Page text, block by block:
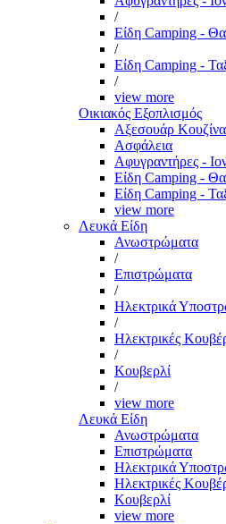
/
Είδη Camping -
/
Είδη Camping -
/
view more
Οικιακός Εξοπλισμός
Αξεσουάρ
Ασφάλεια
Αφυγραντήρες -
Είδη Camping -
Είδη Camping -
view more
Λευκά Είδη
Ανωστρώματα
/
Επιστρώματα
/
Ηλεκτρικά
/
Ηλεκτρικές
/
Κουβερλί
/
view more
Λευκά Είδη
Ανωστρώματα
Επιστρώματα
Ηλεκτρικά
Ηλεκτρικές
Κουβερλί
view more